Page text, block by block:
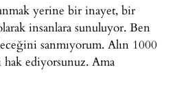
yerine bir inayet, bir
insanlara sunuluyor. Ben
sanmıyorum. Alın 1000
hak ediyorsunuz. Ama